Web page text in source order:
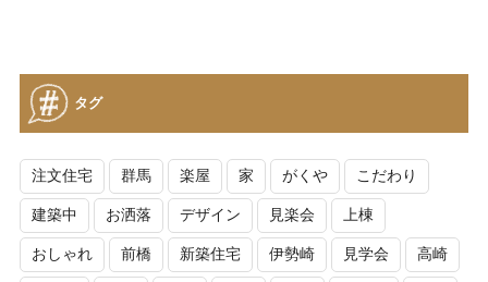
タグ
注文住宅 群馬 楽屋 家 がくや こだわり
建築中 お洒落 デザイン 見楽会 上棟
おしゃれ 前橋 新築住宅 伊勢崎 見学会 高崎